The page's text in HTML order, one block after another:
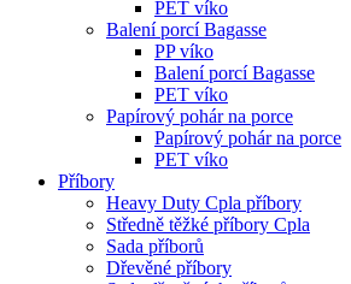
PET víko
Balení porcí Bagasse
PP víko
Balení porcí Bagasse
PET víko
Papírový pohár na porce
Papírový pohár na porce
PET víko
Příbory
Heavy Duty Cpla příbory
Středně těžké příbory Cpla
Sada příborů
Dřevěné příbory